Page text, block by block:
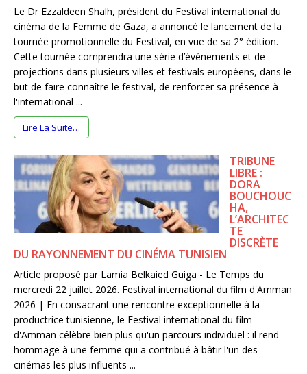
Le Dr Ezzaldeen Shalh, président du Festival international du
cinéma de la Femme de Gaza, a annoncé le lancement de la
tournée promotionnelle du Festival, en vue de sa 2° édition.
Cette tournée comprendra une série d’événements et de
projections dans plusieurs villes et festivals européens, dans le
but de faire connaître le festival, de renforcer sa présence à
l'international ...
Lire La Suite…
TRIBUNE
LIBRE :
DORA
BOUCHOUC
HA,
L’ARCHITEC
TE
DISCRÈTE
DU RAYONNEMENT DU CINÉMA TUNISIEN
Article proposé par Lamia Belkaied Guiga - Le Temps du
mercredi 22 juillet 2026. Festival international du film d'Amman
2026 | En consacrant une rencontre exceptionnelle à la
productrice tunisienne, le Festival international du film
d'Amman célèbre bien plus qu'un parcours individuel : il rend
hommage à une femme qui a contribué à bâtir l'un des
cinémas les plus influents ...